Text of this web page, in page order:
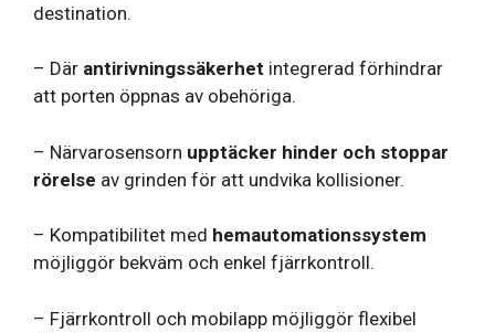
destination.
– Där antirivningssäkerhet integrerad förhindrar
att porten öppnas av obehöriga.
– Närvarosensorn upptäcker hinder och stoppar
rörelse av grinden för att undvika kollisioner.
– Kompatibilitet med hemautomationssystem
möjliggör bekväm och enkel fjärrkontroll.
– Fjärrkontroll och mobilapp möjliggör flexibel